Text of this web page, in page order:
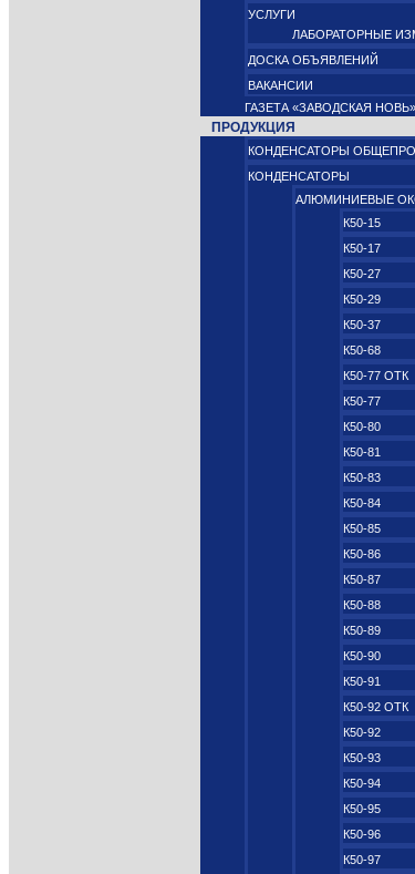
УСЛУГИ
ЛАБОРАТОРНЫЕ
ДОСКА ОБЪЯВЛЕНИЙ
ВАКАНСИИ
ГАЗЕТА «ЗАВОДСКАЯ НОВЬ»
ПРОДУКЦИЯ
КОНДЕНСАТОРЫ
КОНДЕНСАТОРЫ
АЛЮМИНИЕВЫЕ
К50-15
К50-17
К50-27
К50-29
К50-37
К50-68
К50-77 ОТК
К50-77
К50-80
К50-81
К50-83
К50-84
К50-85
К50-86
К50-87
К50-88
К50-89
К50-90
К50-91
К50-92 ОТК
К50-92
К50-93
К50-94
К50-95
К50-96
К50-97